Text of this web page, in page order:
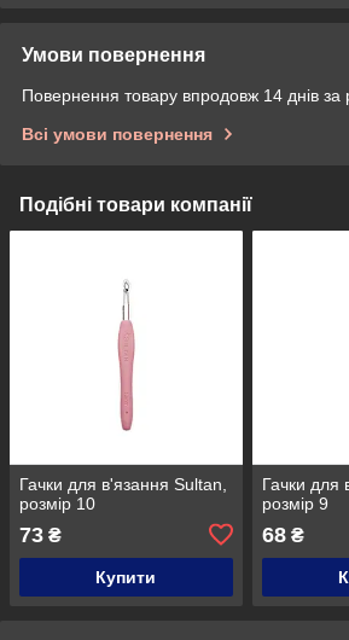
Умови повернення
Повернення товару впродовж 14 днів за
Всі умови повернення
Подібні товари компанії
Гачки для в'язання Sultan,
розмір 10
73 ₴
Купити
Гачки для
розмір 9
68₴